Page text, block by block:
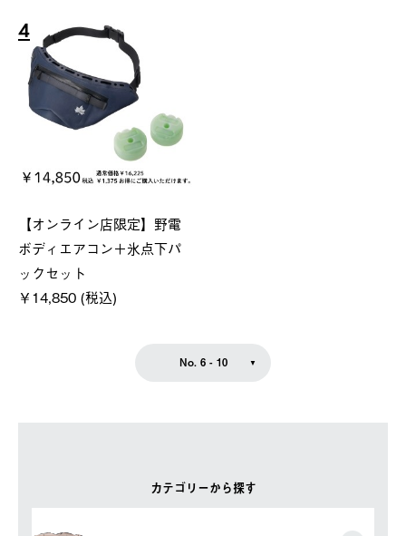
カテゴリーから探す
4
【オンライン店限定】野電
ボディエアコン＋氷点下パ
ックセット
￥14,850 (税込)
No. 6 - 10